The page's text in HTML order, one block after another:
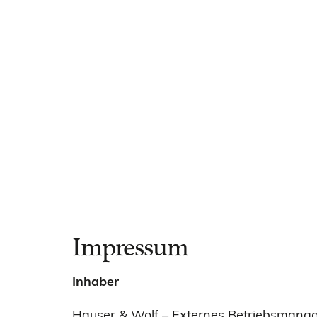
Impressum
Inhaber